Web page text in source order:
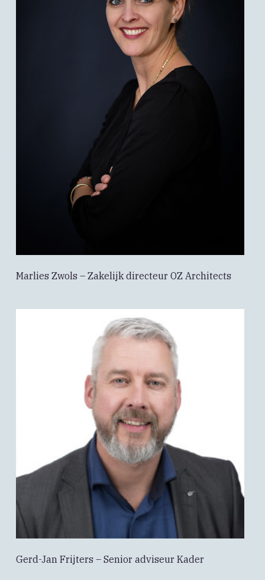
Marlies Zwols – Zakelijk directeur OZ Architects
Gerd-Jan Frijters – Senior adviseur Kader